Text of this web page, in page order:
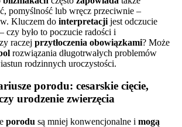
pomyślność lub wręcz przeciwnie –
Kluczem do interpretacji jest odczucie
– czy było to poczucie radości i
raczej przytłoczenia obowiązkami? Może
rozwiązania długotrwałych problemów
rodzinnych uroczystości.
porodu: cesarskie cięcie,
urodzenie zwierzęcia
porodu są mniej konwencjonalne i mogą